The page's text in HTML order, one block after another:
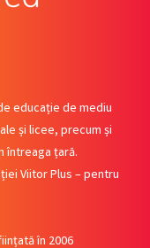
educație de mediu
și licee, precum și
întreaga țară.
Viitor Plus – pentru
în 2006